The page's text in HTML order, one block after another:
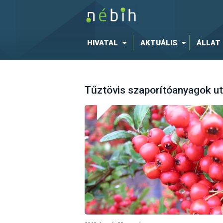
HIVATAL AKTUÁLIS ÁLLAT
Tűztövis szaporítóanyagok